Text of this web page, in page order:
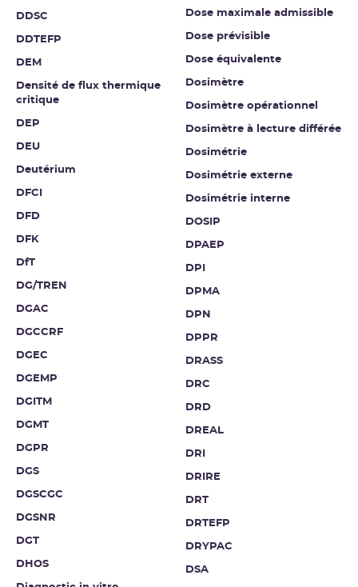
DDSC
DDTEFP
DEM
Densité de flux thermique
critique
DEP
DEU
Deutérium
DFCI
DFD
DFK
DfT
DG/TREN
DGAC
DGCCRF
DGEC
DGEMP
DGITM
DGMT
DGPR
DGS
DGSCGC
DGSNR
DGT
DHOS
Dose maximale admissible
Dose prévisible
Dose équivalente
Dosimètre
Dosimètre opérationnel
Dosimètre à lecture différée
Dosimétrie
Dosimétrie externe
Dosimétrie interne
DOSIP
DPAEP
DPI
DPMA
DPN
DPPR
DRASS
DRC
DRD
DREAL
DRI
DRIRE
DRT
DRTEFP
DRYPAC
DSA